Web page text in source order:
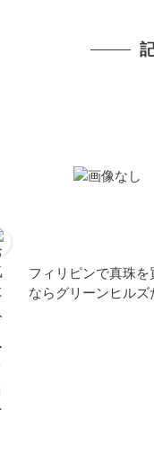
フィリピンで真珠を
ならグリーンヒルズ